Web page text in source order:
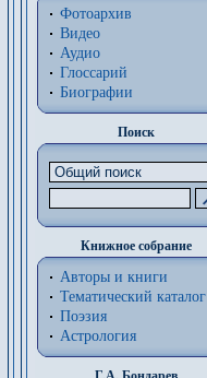
Фотоархив
Видео
Аудио
Глоссарий
Биографии
Поиск
Книжное собрание
Авторы и книги
Тематический каталог
Поэзия
Астрология